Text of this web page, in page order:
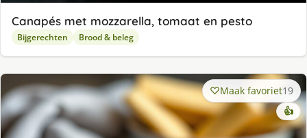
Canapés met mozzarella, tomaat en pesto
Bijgerechten Brood & beleg
Maak favoriet19
👍